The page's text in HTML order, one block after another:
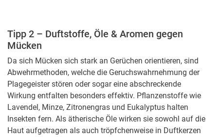
Tipp 2 – Duftstoffe, Öle & Aromen gegen
Mücken
Da sich Mücken sich stark an Gerüchen orientieren, sind
Abwehrmethoden, welche die Geruchswahrnehmung der
Plagegeister stören oder sogar eine abschreckende
Wirkung entfalten besonders effektiv. Pflanzenstoffe wie
Lavendel, Minze, Zitronengras und Eukalyptus halten
Insekten fern. Als ätherische Öle wirken sie sowohl auf die
Haut aufgetragen als auch tröpfchenweise in Duftkerzen